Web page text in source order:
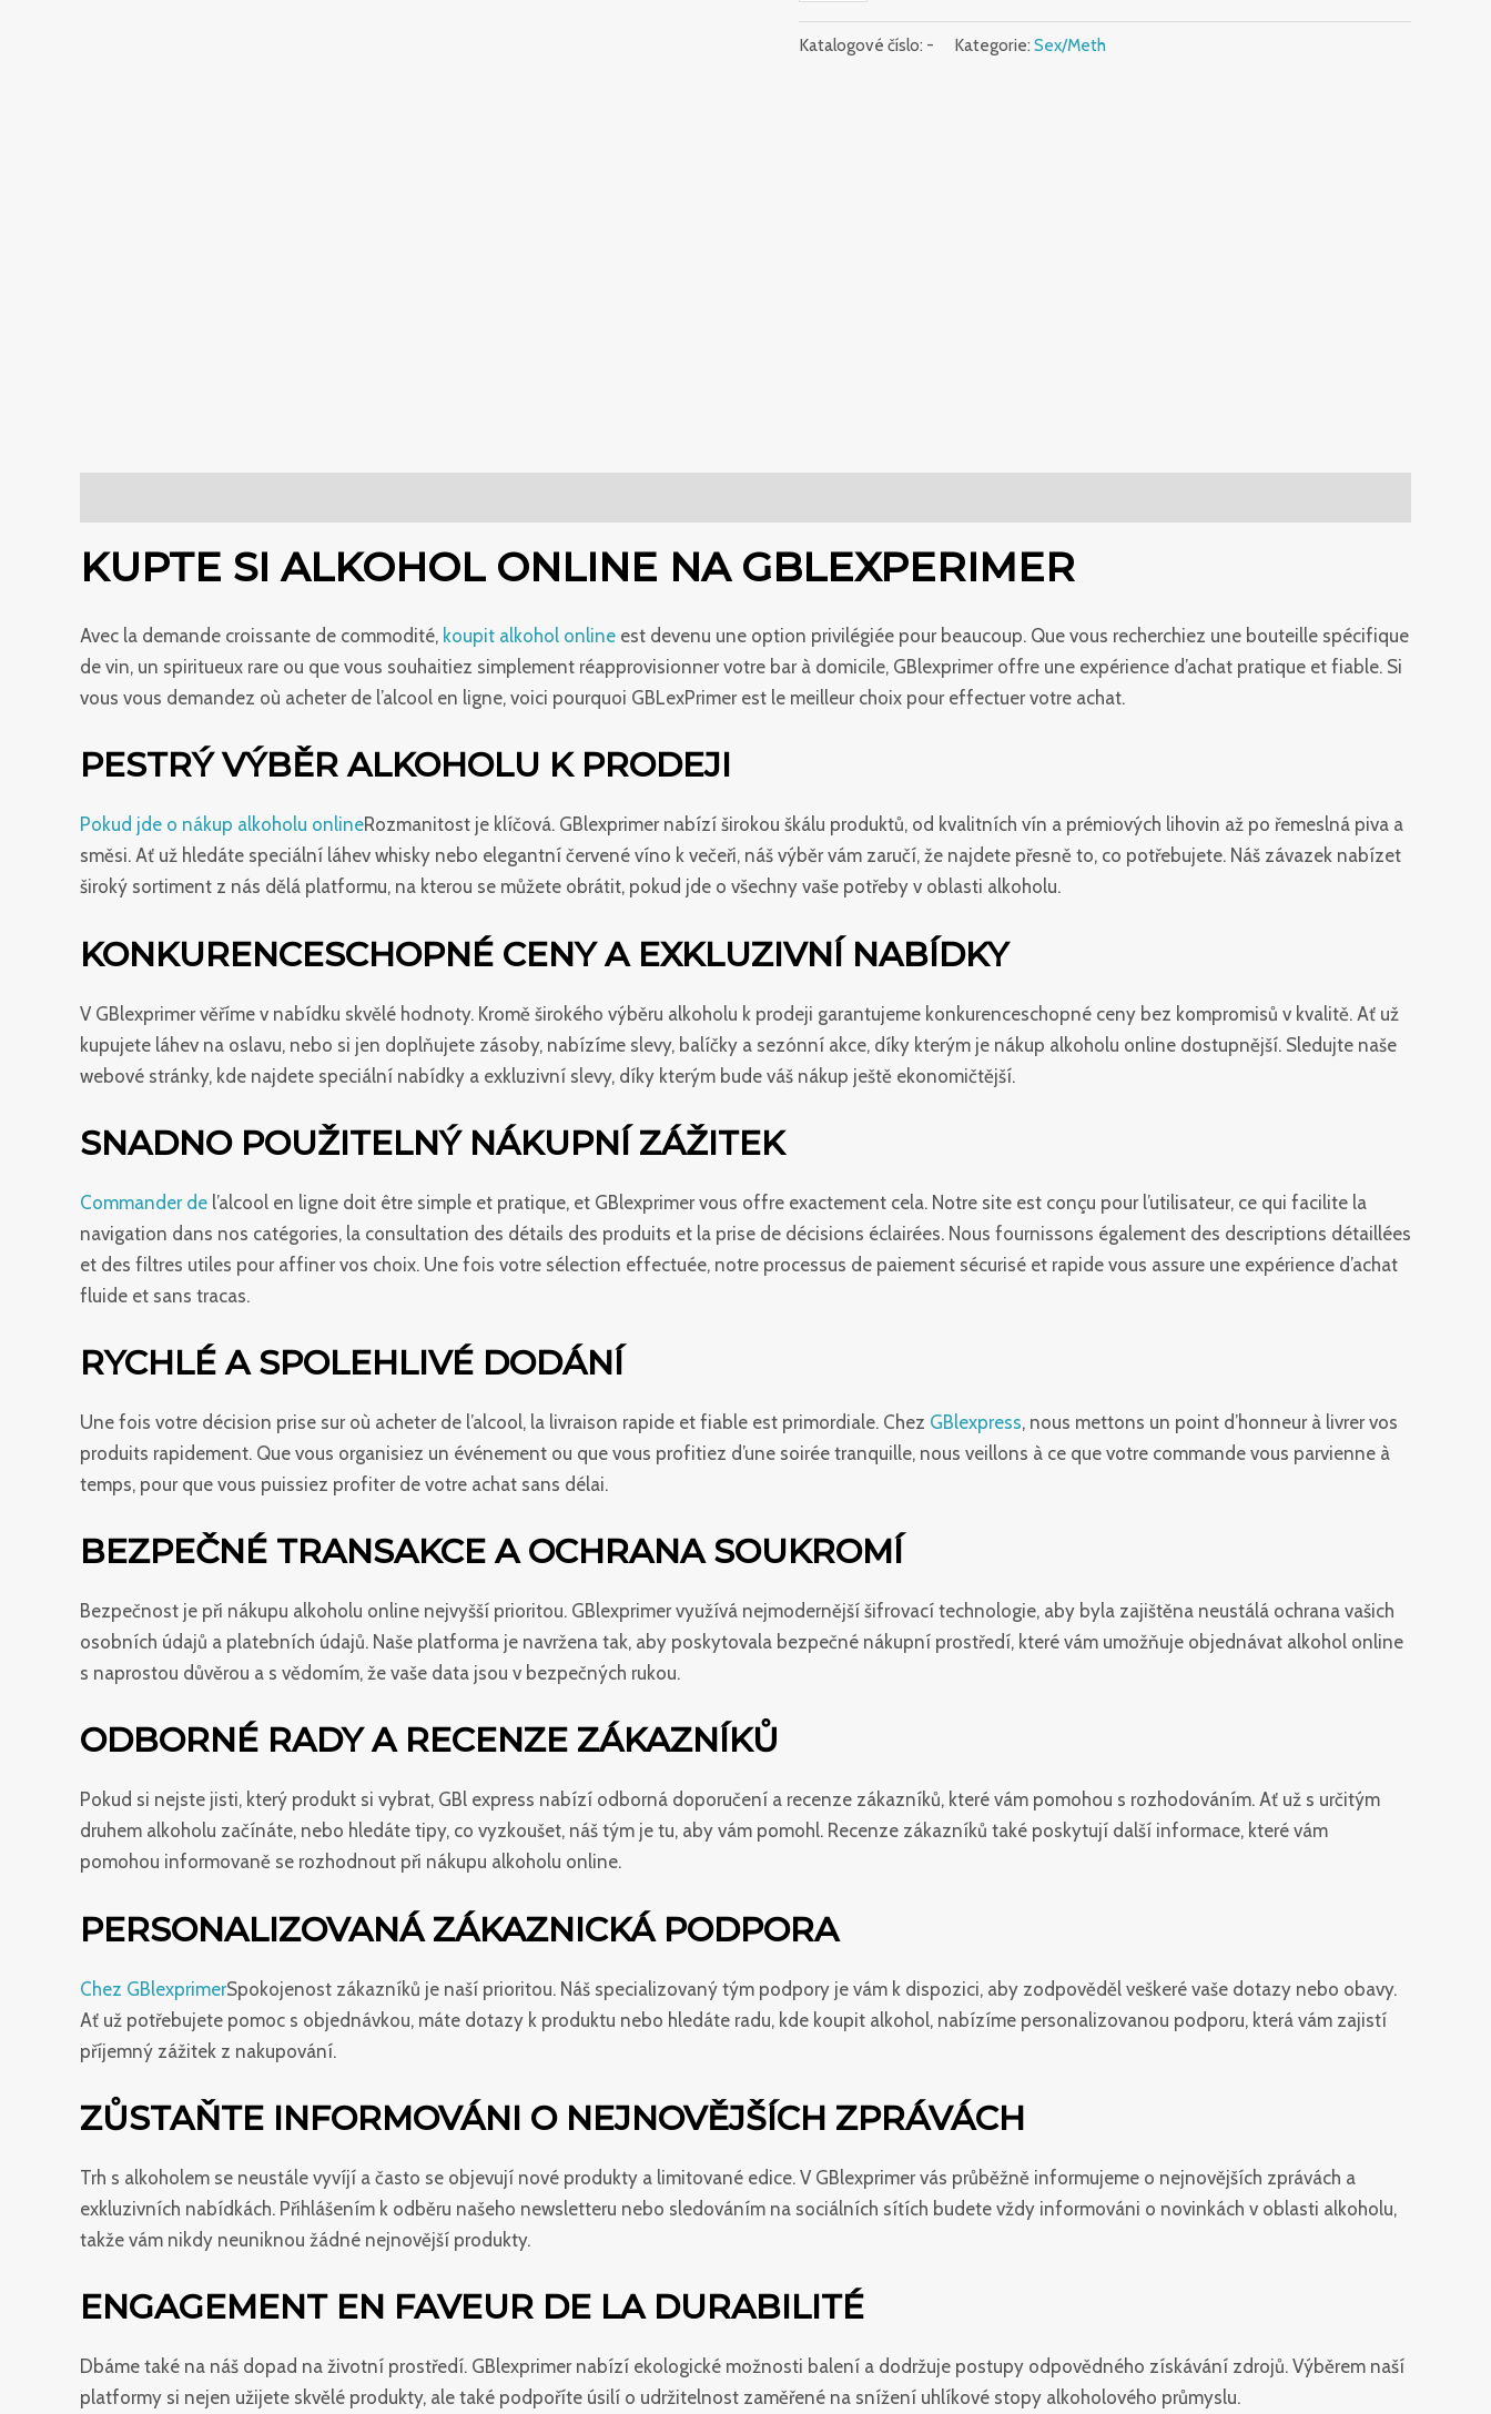
Katalogové číslo: - Kategorie: Sex/Meth
KUPTE SI ALKOHOL ONLINE NA GBLEXPERIMER
Avec la demande croissante de commodité, koupit alkohol online est devenu une option privilégiée pour beaucoup. Que vous recherchiez une bouteille spécifique
de vin, un spiritueux rare ou que vous souhaitiez simplement réapprovisionner votre bar à domicile, GBlexprimer offre une expérience d’achat pratique et fiable. Si
vous vous demandez où acheter de l’alcool en ligne, voici pourquoi GBLexPrimer est le meilleur choix pour effectuer votre achat.
PESTRÝ VÝBĚR ALKOHOLU K PRODEJI
Pokud jde o nákup alkoholu onlineRozmanitost je klíčová. GBlexprimer nabízí širokou škálu produktů, od kvalitních vín a prémiových lihovin až po řemeslná piva a
směsi. Ať už hledáte speciální láhev whisky nebo elegantní červené víno k večeři, náš výběr vám zaručí, že najdete přesně to, co potřebujete. Náš závazek nabízet
široký sortiment z nás dělá platformu, na kterou se můžete obrátit, pokud jde o všechny vaše potřeby v oblasti alkoholu.
KONKURENCESCHOPNÉ CENY A EXKLUZIVNÍ NABÍDKY
V GBlexprimer věříme v nabídku skvělé hodnoty. Kromě širokého výběru alkoholu k prodeji garantujeme konkurenceschopné ceny bez kompromisů v kvalitě. Ať už
kupujete láhev na oslavu, nebo si jen doplňujete zásoby, nabízíme slevy, balíčky a sezónní akce, díky kterým je nákup alkoholu online dostupnější. Sledujte naše
webové stránky, kde najdete speciální nabídky a exkluzivní slevy, díky kterým bude váš nákup ještě ekonomičtější.
SNADNO POUŽITELNÝ NÁKUPNÍ ZÁŽITEK
Commander de l’alcool en ligne doit être simple et pratique, et GBlexprimer vous offre exactement cela. Notre site est conçu pour l’utilisateur, ce qui facilite la
navigation dans nos catégories, la consultation des détails des produits et la prise de décisions éclairées. Nous fournissons également des descriptions détaillées
et des filtres utiles pour affiner vos choix. Une fois votre sélection effectuée, notre processus de paiement sécurisé et rapide vous assure une expérience d’achat
fluide et sans tracas.
RYCHLÉ A SPOLEHLIVÉ DODÁNÍ
Une fois votre décision prise sur où acheter de l’alcool, la livraison rapide et fiable est primordiale. Chez GBlexpress, nous mettons un point d’honneur à livrer vos
produits rapidement. Que vous organisiez un événement ou que vous profitiez d’une soirée tranquille, nous veillons à ce que votre commande vous parvienne à
temps, pour que vous puissiez profiter de votre achat sans délai.
BEZPEČNÉ TRANSAKCE A OCHRANA SOUKROMÍ
Bezpečnost je při nákupu alkoholu online nejvyšší prioritou. GBlexprimer využívá nejmodernější šifrovací technologie, aby byla zajištěna neustálá ochrana vašich
osobních údajů a platebních údajů. Naše platforma je navržena tak, aby poskytovala bezpečné nákupní prostředí, které vám umožňuje objednávat alkohol online
s naprostou důvěrou a s vědomím, že vaše data jsou v bezpečných rukou.
ODBORNÉ RADY A RECENZE ZÁKAZNÍKŮ
Pokud si nejste jisti, který produkt si vybrat, GBl express nabízí odborná doporučení a recenze zákazníků, které vám pomohou s rozhodováním. Ať už s určitým
druhem alkoholu začínáte, nebo hledáte tipy, co vyzkoušet, náš tým je tu, aby vám pomohl. Recenze zákazníků také poskytují další informace, které vám
pomohou informovaně se rozhodnout při nákupu alkoholu online.
PERSONALIZOVANÁ ZÁKAZNICKÁ PODPORA
Chez GBlexprimerSpokojenost zákazníků je naší prioritou. Náš specializovaný tým podpory je vám k dispozici, aby zodpověděl veškeré vaše dotazy nebo obavy.
Ať už potřebujete pomoc s objednávkou, máte dotazy k produktu nebo hledáte radu, kde koupit alkohol, nabízíme personalizovanou podporu, která vám zajistí
příjemný zážitek z nakupování.
ZŮSTAŇTE INFORMOVÁNI O NEJNOVĚJŠÍCH ZPRÁVÁCH
Trh s alkoholem se neustále vyvíjí a často se objevují nové produkty a limitované edice. V GBlexprimer vás průběžně informujeme o nejnovějších zprávách a
exkluzivních nabídkách. Přihlášením k odběru našeho newsletteru nebo sledováním na sociálních sítích budete vždy informováni o novinkách v oblasti alkoholu,
takže vám nikdy neuniknou žádné nejnovější produkty.
ENGAGEMENT EN FAVEUR DE LA DURABILITÉ
Dbáme také na náš dopad na životní prostředí. GBlexprimer nabízí ekologické možnosti balení a dodržuje postupy odpovědného získávání zdrojů. Výběrem naší
platformy si nejen užijete skvělé produkty, ale také podpoříte úsilí o udržitelnost zaměřené na snížení uhlíkové stopy alkoholového průmyslu.